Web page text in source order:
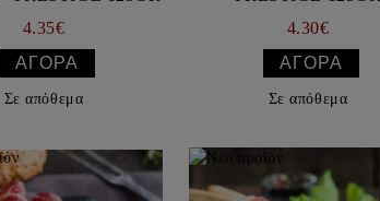
4.35€
Σε απόθεμα
4.30€
Σε απόθεμα